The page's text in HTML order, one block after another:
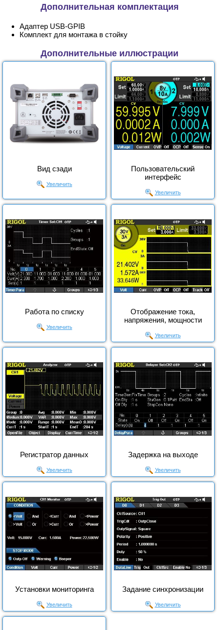
Дополнительная комплектация
Адаптер USB-GPIB
Комплект для монтажа в стойку
Дополнительные иллюстрации
Вид сзади
Увеличить
Пользовательский
интерфейс
Увеличить
Работа по списку
Увеличить
Отображение тока,
напряжения, мощности
Увеличить
Регистратор данных
Увеличить
Задержка на выходе
Увеличить
Установки мониторинга
Увеличить
Задание синхронизации
Увеличить